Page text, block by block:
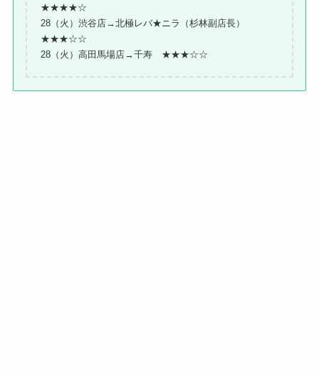
★★★★☆
28（火）渋谷店→北極レバ★ニラ（杉林副店長）
★★★☆☆
28（火）高田馬場店→千寿 ★★★☆☆